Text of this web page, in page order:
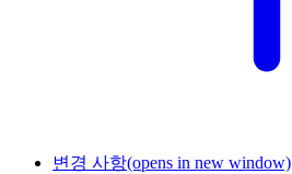
변경 사항(opens in new window)